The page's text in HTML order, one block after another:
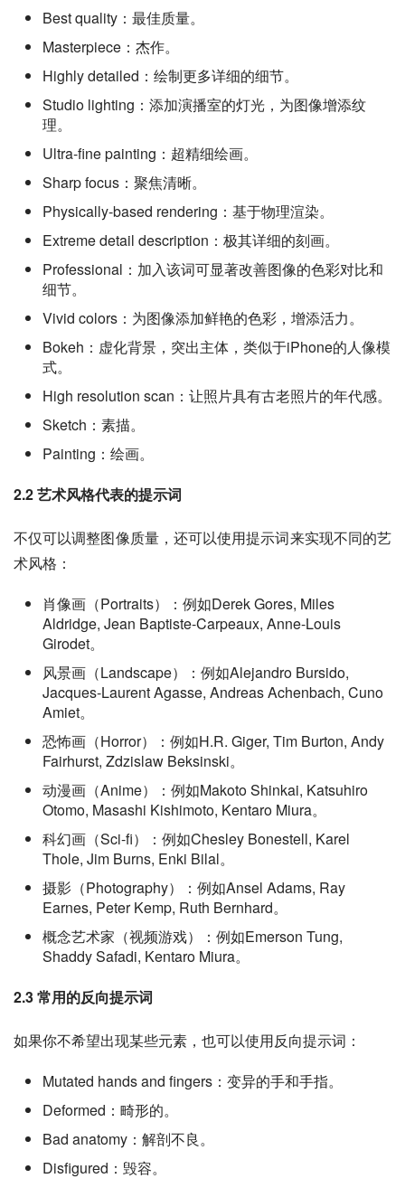
Best quality：最佳质量。
Masterpiece：杰作。
Highly detailed：绘制更多详细的细节。
Studio lighting：添加演播室的灯光，为图像增添纹
理。
Ultra-fine painting：超精细绘画。
Sharp focus：聚焦清晰。
Physically-based rendering：基于物理渲染。
Extreme detail description：极其详细的刻画。
Professional：加入该词可显著改善图像的色彩对比和
细节。
Vivid colors：为图像添加鲜艳的色彩，增添活力。
Bokeh：虚化背景，突出主体，类似于iPhone的人像模
式。
High resolution scan：让照片具有古老照片的年代感。
Sketch：素描。
Painting：绘画。
2.2 艺术风格代表的提示词
不仅可以调整图像质量，还可以使用提示词来实现不同的艺
术风格：
肖像画（Portraits）：例如Derek Gores, Miles
Aldridge, Jean Baptiste-Carpeaux, Anne-Louis
Girodet。
风景画（Landscape）：例如Alejandro Bursido,
Jacques-Laurent Agasse, Andreas Achenbach, Cuno
Amiet。
恐怖画（Horror）：例如H.R. Giger, Tim Burton, Andy
Fairhurst, Zdzislaw Beksinski。
动漫画（Anime）：例如Makoto Shinkai, Katsuhiro
Otomo, Masashi Kishimoto, Kentaro Miura。
科幻画（Sci-fi）：例如Chesley Bonestell, Karel
Thole, Jim Burns, Enki Bilal。
摄影（Photography）：例如Ansel Adams, Ray
Earnes, Peter Kemp, Ruth Bernhard。
概念艺术家（视频游戏）：例如Emerson Tung,
Shaddy Safadi, Kentaro Miura。
2.3 常用的反向提示词
如果你不希望出现某些元素，也可以使用反向提示词：
Mutated hands and fingers：变异的手和手指。
Deformed：畸形的。
Bad anatomy：解剖不良。
Disfigured：毁容。